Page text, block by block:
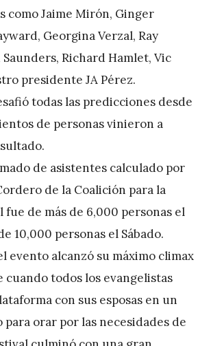
como Jaime Mirón, Ginger
Georgina Verzal, Ray
Richard Hamlet, Vic
presidente JA Pérez.
todas las predicciones desde
de personas vinieron a
de asistentes calculado por
de la Coalición para la
de más de 6,000 personas el
10,000 personas el Sábado.
evento alcanzó su máximo climax
cuando todos los evangelistas
con sus esposas en un
orar por las necesidades de